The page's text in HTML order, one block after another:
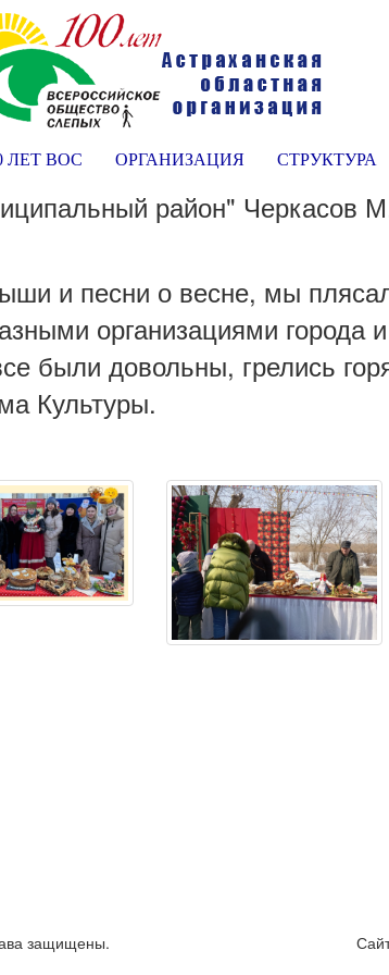
ЛЕТ ВОС ОРГАНИЗАЦИЯ СТРУКТУРА
район" Черкасов
и песни о весне, мы
организациями
были довольны, грелись
Культуры.
защищены.